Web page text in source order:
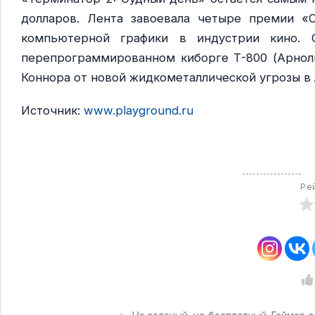
долларов. Лента завоевала четыре премии
компьютерной графики в индустрии кино.
перепрограммированном киборге Т-800
Коннора от новой жидкометаллической угрозы
Источник: www.playground.ru